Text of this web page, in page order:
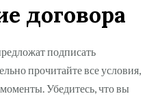
договора
подписать
прочитайте все условия,
Убедитесь, что вы